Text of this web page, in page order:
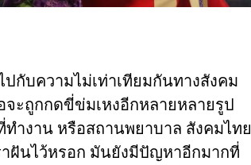
กับความไม่เท่าเทียมกันทางสังคม
ะถูกกดขี่ข่มเหงอีกหลายหลายรูป
ำงาน หรือสถานพยาบาล สังคมไทย
าฝันไว้หรอก มันยังมีปัญหาอีกมากที่